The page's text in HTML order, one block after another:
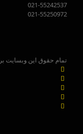
021-55242537
021-55250972
تمام حقوق این وبسایت